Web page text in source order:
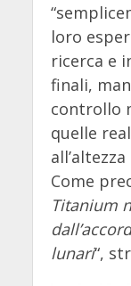
loro
ricerca e
finali,
controllo
quelle
Come
Titanium
lunari“,